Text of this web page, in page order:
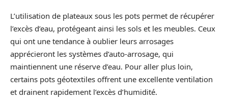
L’utilisation de plateaux sous les pots permet de récupérer
l’excès d’eau, protégeant ainsi les sols et les meubles. Ceux
qui ont une tendance à oublier leurs arrosages
apprécieront les systèmes d’auto-arrosage, qui
maintiennent une réserve d’eau. Pour aller plus loin,
certains pots géotextiles offrent une excellente ventilation
et drainent rapidement l’excès d’humidité.